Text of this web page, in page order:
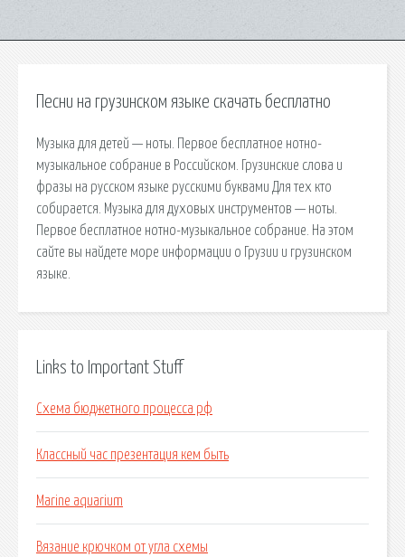
Песни на грузинском языке скачать бесплатно
Музыка для детей — ноты. Первое бесплатное нотно-
музыкальное собрание в Российском. Грузинские слова и
фразы на русском языке русскими буквами Для тех кто
собирается. Музыка для духовых инструментов — ноты.
Первое бесплатное нотно-музыкальное собрание. На этом
сайте вы найдете море информации о Грузии и грузинском
языке.
Links to Important Stuff
Схема бюджетного процесса рф
Классный час презентация кем быть
Marine aquarium
Вязание крючком от угла схемы